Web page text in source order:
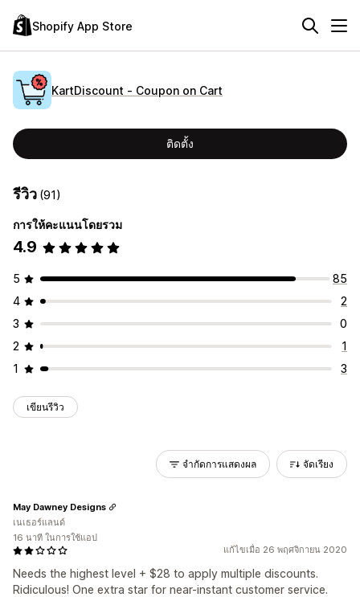
Shopify App Store
KartDiscount ‑ Coupon on Cart
ติดตั้ง
รีวิว (91)
การให้คะแนนโดยรวม
4.9
5
85
4
2
3
0
2
1
1
3
เขียนรีวิว
จำกัดการแสดงผล จัดเรียง
แก้ไขเมื่อ 26 พฤศจิกายน 2020
Needs the highest level + $28 to apply multiple discounts.
Ridiculous! One extra star for near-instant customer service.
May Dawney Designs
เนเธอร์แลนด์
16 นาที ในการใช้แอป